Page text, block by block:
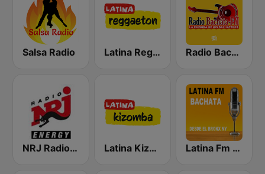
Salsa Radio Latina Reggaeton Radio Bachata
NRJ Radio ENERGY Latina Kizomba Latina Fm Bachata